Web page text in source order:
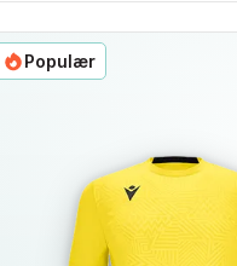
Populær